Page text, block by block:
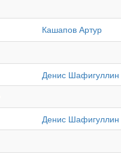
Кашапов Артур
Денис Шафигуллин
Денис Шафигуллин